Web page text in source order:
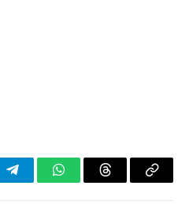
TelegramWhatsAppThreadsCopy